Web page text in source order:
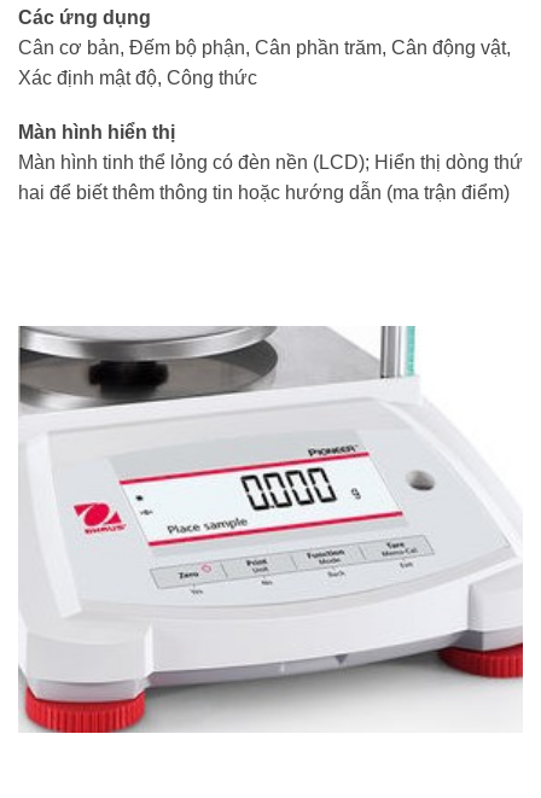
Các ứng dụng
Cân cơ bản, Đếm bộ phận, Cân phần trăm, Cân động vật,
Xác định mật độ, Công thức
Màn hình hiển thị
Màn hình tinh thể lỏng có đèn nền (LCD); Hiển thị dòng thứ
hai để biết thêm thông tin hoặc hướng dẫn (ma trận điểm)